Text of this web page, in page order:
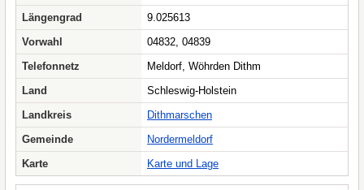
Längengrad
9.025613
Vorwahl
04832, 04839
Telefonnetz
Meldorf, Wöhrden Dithm
Land
Schleswig-Holstein
Landkreis
Dithmarschen
Gemeinde
Nordermeldorf
Karte
Karte und Lage